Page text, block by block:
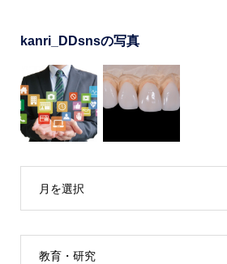
kanri_DDsnsの写真
月を選択
教育・研究